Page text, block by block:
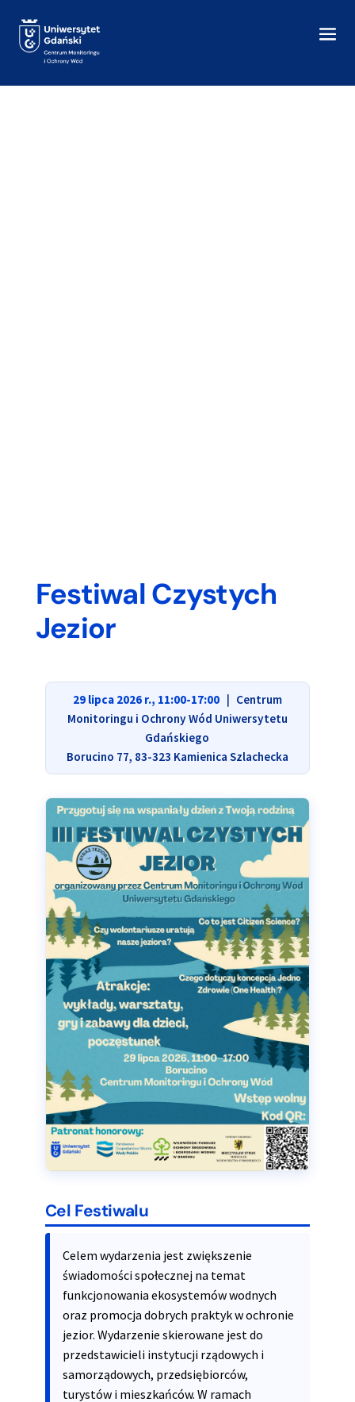
Festiwal Czystych
Jezior
29 lipca 2026 r., 11:00-17:00｜ Centrum
Monitoringu i Ochrony Wód Uniwersytetu
Gdańskiego
Borucino 77, 83-323 Kamienica Szlachecka
Cel Festiwalu
Celem wydarzenia jest zwiększenie
świadomości społecznej na temat
funkcjonowania ekosystemów wodnych
oraz promocja dobrych praktyk w ochronie
jezior. Wydarzenie skierowane jest do
przedstawicieli instytucji rządowych i
samorządowych, przedsiębiorców,
turystów i mieszkańców. W ramach